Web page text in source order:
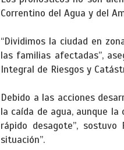
Correntino del Agua y del
“Dividimos la ciudad en
las familias afectadas”,
Integral de Riesgos y
Debido a las acciones
la caída de agua, aunque
rápido desagote”,
situación”.